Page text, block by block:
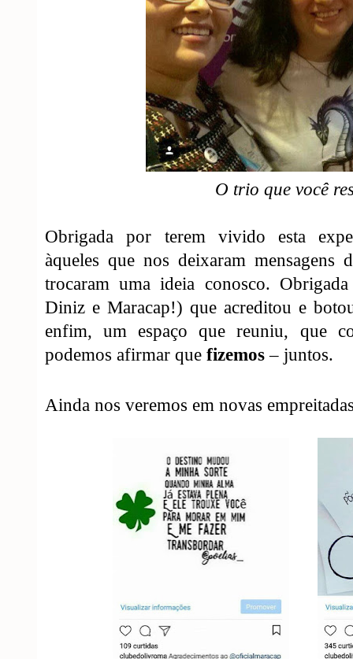
O trio que você
Obrigada por terem vivido esta
àqueles que nos deixaram
trocaram uma ideia conosco.
Diniz e Maracap!) que acreditou e
enfim, um espaço que reuniu, que
podemos afirmar que fizemos– juntos.
Ainda nos veremos em novas